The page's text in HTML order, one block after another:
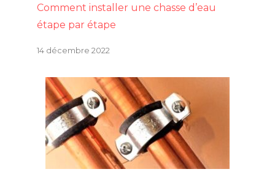
Comment installer une chasse d’eau
étape par étape
14 décembre 2022